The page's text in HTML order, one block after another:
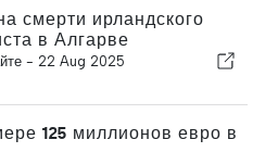
смерти ирландского
в Алгарве
- 22 Aug 2025
125 миллионов евро в